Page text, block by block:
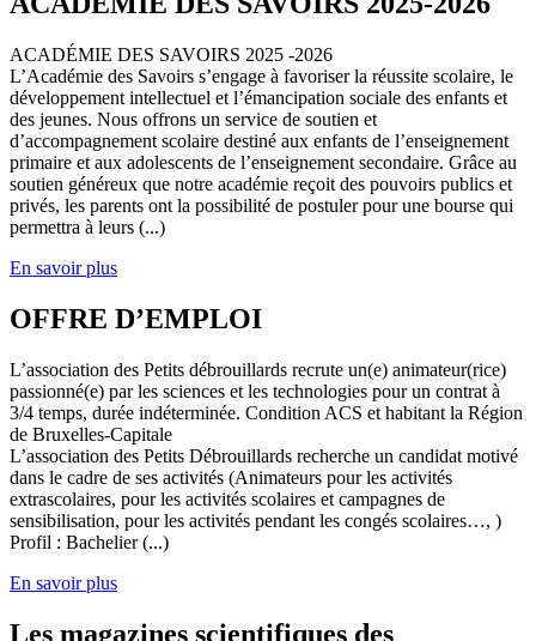
ACADÉMIE DES SAVOIRS 2025 -2026
L’Académie des Savoirs s’engage à favoriser la réussite scolaire, le
développement intellectuel et l’émancipation sociale des enfants et
des jeunes. Nous offrons un service de soutien et
d’accompagnement scolaire destiné aux enfants de l’enseignement
primaire et aux adolescents de l’enseignement secondaire. Grâce au
soutien généreux que notre académie reçoit des pouvoirs publics et
privés, les parents ont la possibilité de postuler pour une bourse qui
permettra à leurs (...)
En savoir plus
OFFRE D’EMPLOI
L’association des Petits débrouillards recrute un(e) animateur(rice)
passionné(e) par les sciences et les technologies pour un contrat à
3/4 temps, durée indéterminée. Condition ACS et habitant la Région
de Bruxelles-Capitale
L’association des Petits Débrouillards recherche un candidat motivé
dans le cadre de ses activités (Animateurs pour les activités
extrascolaires, pour les activités scolaires et campagnes de
sensibilisation, pour les activités pendant les congés scolaires…, )
Profil : Bachelier (...)
En savoir plus
Les magazines scientifiques des